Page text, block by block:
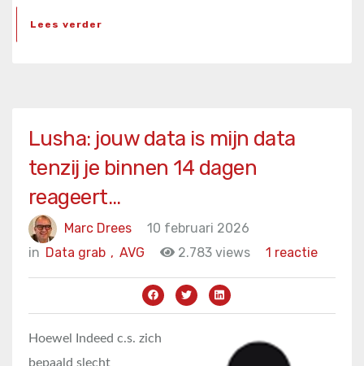
Lees verder
Lusha: jouw data is mijn data
tenzij je binnen 14 dagen
reageert…
Marc Drees
10 februari 2026
in
AVG
Data grab , 2.783 views 1 reactie
Hoewel Indeed c.s. zich
bepaald slecht